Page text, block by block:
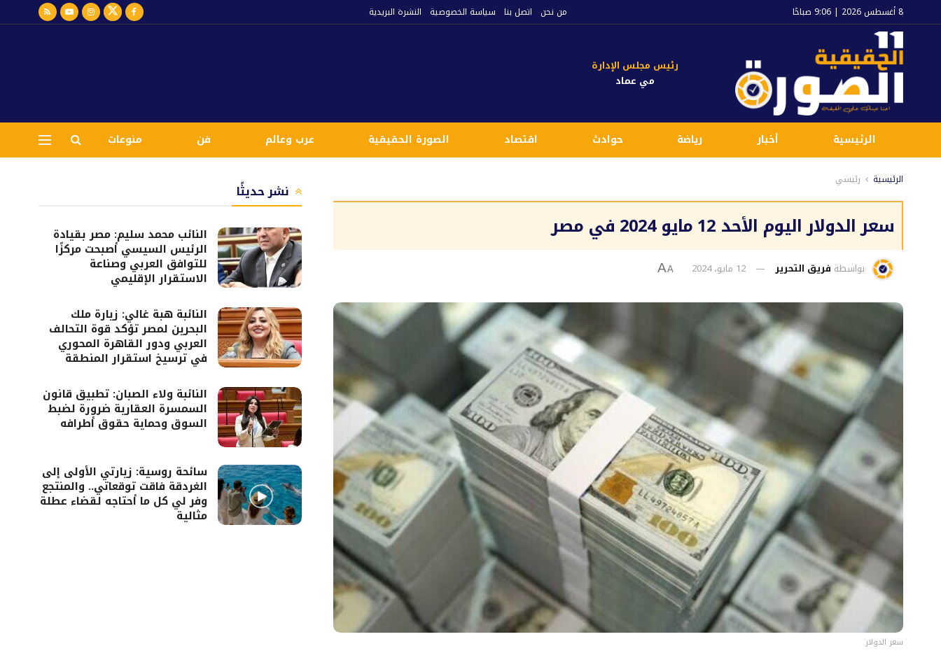
8 أغسطس 2026 | 9:06 صباحًا من نحن اتصل بنا سياسة الخصوصية النشرة البريدية
رئيس مجلس الإدارة
مي عماد
الرئيسية أخبار رياضة حوادث اقتصاد الصورة الحقيقية عرب وعالم فن منوعات
الرئيسية رئيسي
سعر الدولار اليوم الأحد 12 مايو 2024 في مصر
بواسطة فريق التحرير 12 مايو، 2024 A
A
سعر الدولار
نشر حديثًا
النائب محمد سليم: مصر بقيادة
الرئيس السيسي أصبحت مركزًا
للتوافق العربي وصناعة
الاستقرار الإقليمي
النائبة هبة غالي: زيارة ملك
البحرين لمصر تؤكد قوة التحالف
العربي ودور القاهرة المحوري
في ترسيخ استقرار المنطقة
النائبة ولاء الصبان: تطبيق قانون
السمسرة العقارية ضرورة لضبط
السوق وحماية حقوق أطرافه
سائحة روسية: زيارتي الأولى إلى
الغردقة فاقت توقعاتي.. والمنتجع
وفر لي كل ما أحتاجه لقضاء عطلة
مثالية